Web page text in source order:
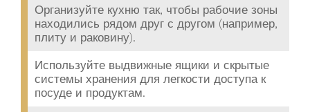
Организуйте кухню так, чтобы рабочие зоны
находились рядом друг с другом (например,
плиту и раковину).
Используйте выдвижные ящики и скрытые
системы хранения для легкости доступа к
посуде и продуктам.